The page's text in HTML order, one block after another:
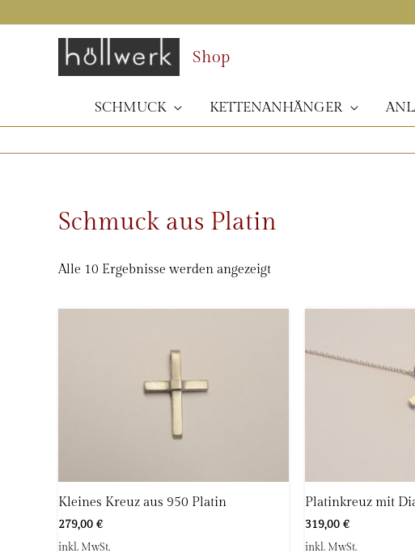
Inhalt
Shop
SCHMUCK KETTENANHÄNGER
Schmuck aus Platin
Alle 10 Ergebnisse werden angezeigtNach
Kleines Kreuz aus 950 Platin
279,00 €
inkl. MwSt.
Platinkreuz mit
319,00 €
inkl. MwSt.